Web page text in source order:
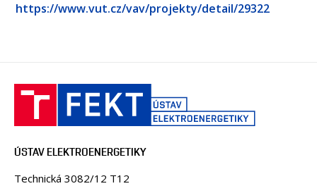
https://www.vut.cz/vav/projekty/detail/29322
ÚSTAV ELEKTROENERGETIKY
Technická 3082/12 T12